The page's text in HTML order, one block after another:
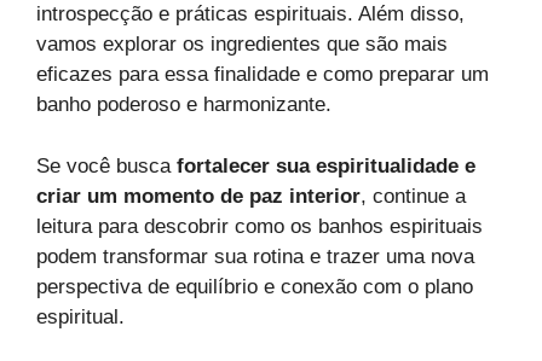
introspecção e práticas espirituais. Além disso,
vamos explorar os ingredientes que são mais
eficazes para essa finalidade e como preparar um
banho poderoso e harmonizante.
Se você busca fortalecer sua espiritualidade e
criar um momento de paz interior, continue a
leitura para descobrir como os banhos espirituais
podem transformar sua rotina e trazer uma nova
perspectiva de equilíbrio e conexão com o plano
espiritual.